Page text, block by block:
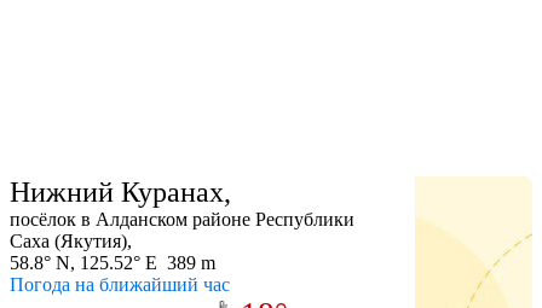
Нижний Куранах,
посёлок в Алданском районе Республики
Саха (Якутия),
58.8° N, 125.52° E 389 m
Погода на ближайший час